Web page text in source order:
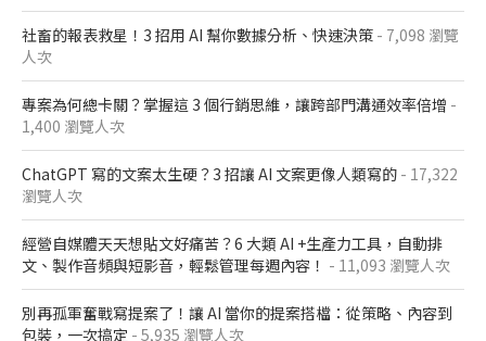
社畜的報表救星！3 招用 AI 幫你數據分析、快速決策 - 7,098 瀏覽
人次
專案為何總卡關？掌握這 3 個行銷思維，讓跨部門溝通效率倍增 -
1,400 瀏覽人次
ChatGPT 寫的文案太生硬？3 招讓 AI 文案更像人類寫的 - 17,322
瀏覽人次
經營自媒體天天想貼文好痛苦？6 大類 AI +生產力工具，自動排
文、製作音頻與短影音，輕鬆管理每週內容！ - 11,093 瀏覽人次
別再孤軍奮戰寫提案了！讓 AI 當你的提案搭檔：從策略、內容到
包裝，一次搞定 - 5,935 瀏覽人次